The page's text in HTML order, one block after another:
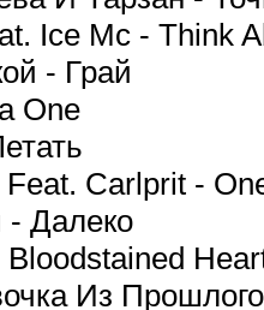
Ice Mc - Think
- Грай
One
Carlprit -
- Далеко
Из Прошлого